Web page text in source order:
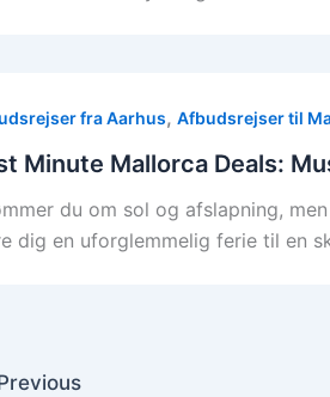
fra Aarhus, Afbudsrejser til
Minute Mallorca Deals:
du om sol og afslapning,
dig en uforglemmelig ferie til en